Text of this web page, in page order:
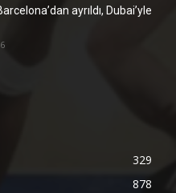
ayrıldı, Dubai’yle
329
878